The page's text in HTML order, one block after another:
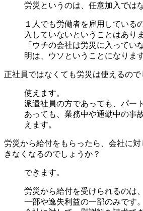
労災というのは、任意加入では
１人でも労働者を雇用している
入していないということはあり
「ウチの会社は労災に入ってい
明は、ウソということになります
正社員ではなくても労災は使えるので
使えます。
派遣社員の方であっても、パー
あっても、業務中や通勤中の事
えます。
労災から給付をもらったら、会社に
きなくなるのでしょうか？
できます。
労災から給付を受けられるのは
一部や逸失利益の一部のみです。